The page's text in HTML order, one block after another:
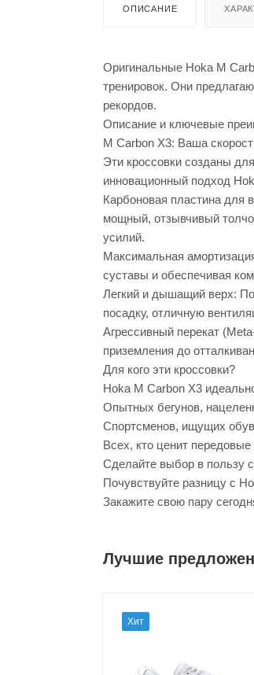
ОПИСАНИЕ
Оригинальные Hoka M
тренировок. Они
рекордов.
Описание и ключевые
M Carbon X3: Ваша
Эти кроссовки созданы
инновационный подход
Карбоновая пластина для
мощный, отзывчивый
усилий.
Максимальная
суставы и обеспечивая
Легкий и дышащий верх:
посадку, отличную
Агрессивный перекат
приземления до
Для кого эти кроссовки?
Hoka M Carbon X3
Опытных бегунов,
Спортсменов, ищущих
Всех, кто ценит передовые
Сделайте выбор в пользу
Почувствуйте разницу с
Закажите свою пару
Лучшие
Хит